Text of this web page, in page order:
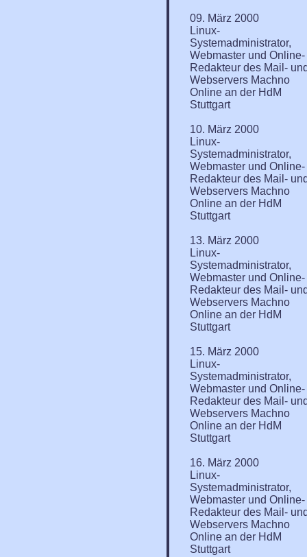
09. März 2000
Linux-
Systemadministrator,
Webmaster und Online-
Redakteur des Mail-
Webservers Machno
Online an der HdM
Stuttgart
10. März 2000
Linux-
Systemadministrator,
Webmaster und Online-
Redakteur des Mail-
Webservers Machno
Online an der HdM
Stuttgart
13. März 2000
Linux-
Systemadministrator,
Webmaster und Online-
Redakteur des Mail-
Webservers Machno
Online an der HdM
Stuttgart
15. März 2000
Linux-
Systemadministrator,
Webmaster und Online-
Redakteur des Mail-
Webservers Machno
Online an der HdM
Stuttgart
16. März 2000
Linux-
Systemadministrator,
Webmaster und Online-
Redakteur des Mail-
Webservers Machno
Online an der HdM
Stuttgart